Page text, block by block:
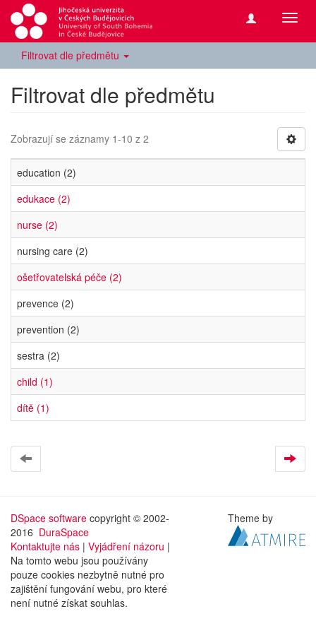
Filtrovat dle předmětu
Filtrovat dle předmětu
Zobrazují se záznamy 1-10 z 2
education (2)
edukace (2)
nurse (2)
nursing care (2)
ošetřovatelská péče (2)
prevence (2)
prevention (2)
sestra (2)
child (1)
dítě (1)
DSpace software copyright © 2002-
2016 DuraSpace
Kontaktujte nás | Vyjádření názoru |
Na tomto webu jsou používány
pouze cookies nezbytně nutné pro
zajištění fungování webu, pro které
není nutné získat souhlas.
Theme by